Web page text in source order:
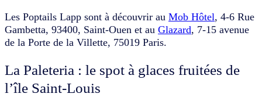
Les Poptails Lapp sont à découvrir au Mob Hôtel, 4-6 Rue
Gambetta, 93400, Saint-Ouen et au Glazard, 7-15 avenue
de la Porte de la Villette, 75019 Paris.
La Paleteria : le spot à glaces fruitées de
l’île Saint-Louis